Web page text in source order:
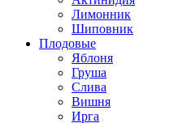
Лимонник
Шиповник
Плодовые
Яблоня
Груша
Слива
Вишня
Ирга